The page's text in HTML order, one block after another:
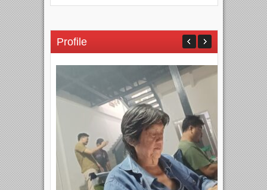
Profile